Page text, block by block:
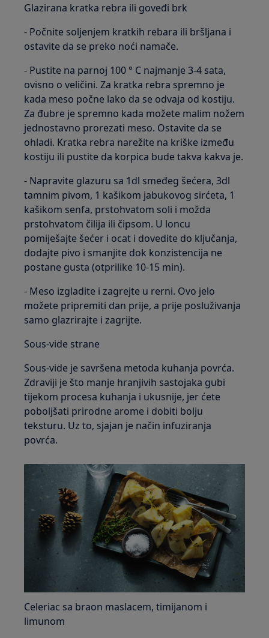
Glazirana kratka rebra ili goveđi brk
- Počnite soljenjem kratkih rebara ili bršljana i
ostavite da se preko noći namače.
- Pustite na parnoj 100 ° C najmanje 3-4 sata,
ovisno o veličini. Za kratka rebra spremno je
kada meso počne lako da se odvaja od kostiju.
Za đubre je spremno kada možete malim nožem
jednostavno prorezati meso. Ostavite da se
ohladi. Kratka rebra narežite na kriške između
kostiju ili pustite da korpica bude takva kakva je.
- Napravite glazuru sa 1dl smeđeg šećera, 3dl
tamnim pivom, 1 kašikom jabukovog sirćeta, 1
kašikom senfa, prstohvatom soli i možda
prstohvatom čilija ili čipsom. U loncu
pomiješajte šećer i ocat i dovedite do ključanja,
dodajte pivo i smanjite dok konzistencija ne
postane gusta (otprilike 10-15 min).
- Meso izgladite i zagrejte u rerni. Ovo jelo
možete pripremiti dan prije, a prije posluživanja
samo glazrirajte i zagrijte.
Sous-vide strane
Sous-vide je savršena metoda kuhanja povrća.
Zdraviji je što manje hranjivih sastojaka gubi
tijekom procesa kuhanja i ukusnije, jer ćete
poboljšati prirodne arome i dobiti bolju
teksturu. Uz to, sjajan je način infuziranja
povrća.
Celeriac sa braon maslacem, timijanom i
limunom